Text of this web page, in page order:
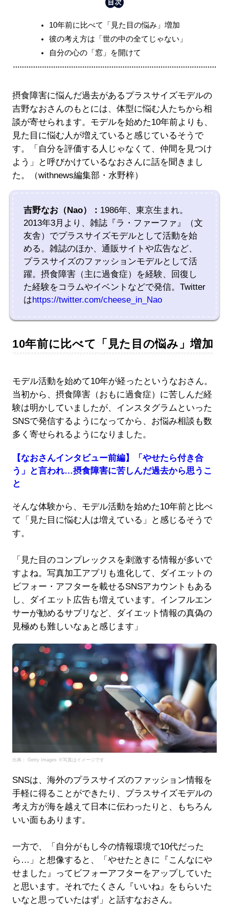
10年前に比べて「見た目の悩み」増加
彼の考え方は「世の中の全てじゃない」
自分の心の「窓」を開けて
摂食障害に悩んだ過去があるプラスサイズモデルの
吉野なおさんのもとには、体型に悩む人たちから相
談が寄せられます。モデルを始めた10年前よりも、
見た目に悩む人が増えていると感じているそうで
す。「自分を評価する人じゃなくて、仲間を見つけ
よう」と呼びかけているなおさんに話を聞きまし
た。（withnews編集部・水野梓）
吉野なお（Nao）： 1986年、東京生まれ。
2013年3月より、雑誌『ラ・ファーファ』（文
友舎）でプラスサイズモデルとして活動を始
める。雑誌のほか、通販サイトや広告など、
プラスサイズのファッションモデルとして活
躍。摂食障害（主に過食症）を経験、回復し
た経験をコラムやイベントなどで発信。Twitter
はhttps://twitter.com/cheese_in_Nao
10年前に比べて「見た目の悩み」増加
モデル活動を始めて10年が経ったというなおさん。
当初から、摂食障害（おもに過食症）に苦しんだ経
験は明かしていましたが、インスタグラムといった
SNSで発信するようになってから、お悩み相談も数
多く寄せられるようになりました。
【なおさんインタビュー前編】「やせたら付き合
う」と言われ…摂食障害に苦しんだ過去から思うこ
と
そんな体験から、モデル活動を始めた10年前と比べ
て「見た目に悩む人は増えている」と感じるそうで
す。
「見た目のコンプレックスを刺激する情報が多いで
すよね。写真加工アプリも進化して、ダイエットの
ビフォー・アフターを載せるSNSアカウントもある
し、ダイエット広告も増えています。インフルエン
サーが勧めるサプリなど、ダイエット情報の真偽の
見極めも難しいなぁと感じます」
出典： Getty Images ※写真はイメージです
SNSは、海外のプラスサイズのファッション情報を
手軽に得ることができたり、プラスサイズモデルの
考え方が海を越えて日本に伝わったりと、もちろん
いい面もあります。
一方で、「自分がもし今の情報環境で10代だった
ら…」と想像すると、「やせたときに『こんなにや
せました』ってビフォーアフターをアップしていた
と思います。それでたくさん『いいね』をもらいた
いなと思っていたはず」と話すなおさん。